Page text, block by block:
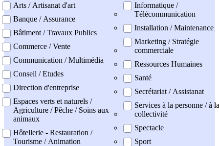
Arts / Artisanat d'art
Banque / Assurance
Bâtiment / Travaux Publics
Commerce / Vente
Communication / Multimédia
Conseil / Etudes
Direction d'entreprise
Espaces verts et naturels /
Agriculture / Pêche / Soins aux
animaux
Hôtellerie - Restauration /
Tourisme / Animation
Informatique /
Télécommunication
Installation / Maintenance
Marketing / Stratégie
commerciale
Ressources Humaines
Santé
Secrétariat / Assistanat
Services à la personne / à la
collectivité
Spectacle
Sport